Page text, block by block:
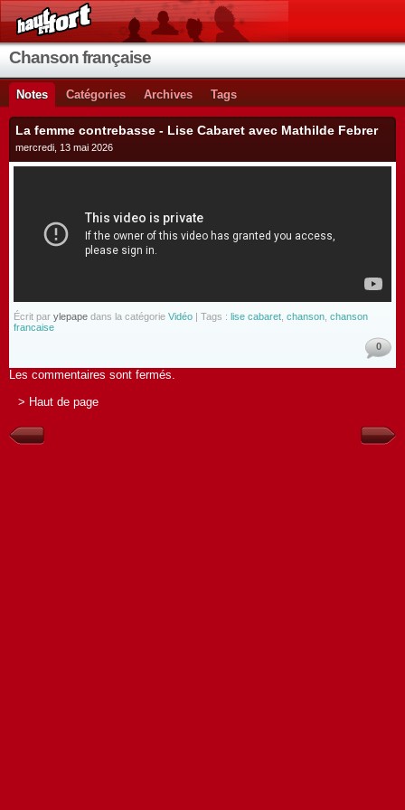
Chanson française
Notes Catégories Archives Tags
La femme contrebasse - Lise Cabaret avec Mathilde Febrer
mercredi, 13 mai 2026
Écrit par ylepape dans la catégorie Vidéo | Tags : lise cabaret chanson chanson
francaise
0
Les commentaires sont fermés.
> Haut de page